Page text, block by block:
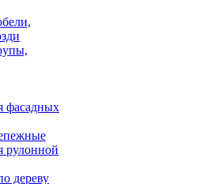
фасадных
рулонной
дереву